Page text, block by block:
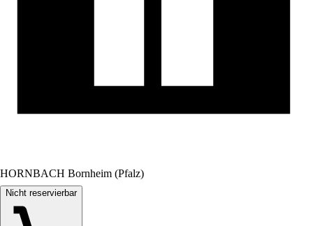
HORNBACH Bornheim (Pfalz)
Nicht reservierbar